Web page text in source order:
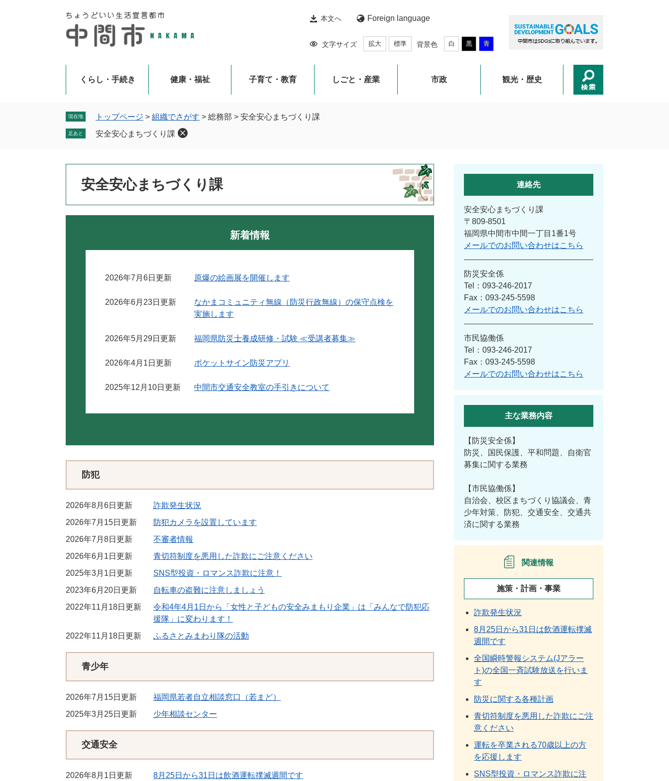
本文へ Foreign language
文字サイズ 拡大 標準 背景色 白 黒 青
くらし・手続き 健康・福祉 子育て・教育 しごと・産業 市政 観光・歴史
現在地 トップページ > 組織でさがす > 総務部 > 安全安心まちづくり課
足あと 安全安心まちづくり課
安全安心まちづくり課
新着情報
2026年7月6日更新 原爆の絵画展を開催します
2026年6月23日更新
なかまコミュニティ無線（防災行政無線）の保守点検を
実施します
2026年5月29日更新 福岡県防災士養成研修・試験 ≪受講者募集≫
2026年4月1日更新 ポケットサイン防災アプリ
2025年12月10日更新 中間市交通安全教室の手引きについて
防犯
2026年8月6日更新
詐欺発生状況
2026年7月15日更新
防犯カメラを設置しています
2026年7月8日更新
不審者情報
2026年6月1日更新
青切符制度を悪用した詐欺にご注意ください
2025年3月1日更新
SNS型投資・ロマンス詐欺に注意！
2023年6月20日更新
自転車の盗難に注意しましょう
2022年11月18日更新
令和4年4月1日から「女性と子どもの安全みまもり企業」は「みんなで防犯応
援隊」に変わります！
2022年11月18日更新
ふるさとみまわり隊の活動
青少年
2026年7月15日更新
福岡県若者自立相談窓口（若まど）
2025年3月25日更新
少年相談センター
交通安全
2026年8月1日更新
8月25日から31日は飲酒運転撲滅週間です
連絡先
安全安心まちづくり課
〒809-8501
福岡県中間市中間一丁目1番1号
メールでのお問い合わせはこちら
防災安全係
Tel：093-246-2017
Fax：093-245-5598
メールでのお問い合わせはこちら
市民協働係
Tel：093-246-2017
Fax：093-245-5598
メールでのお問い合わせはこちら
主な業務内容
【防災安全係】
防災、国民保護、平和問題、自衛官
募集に関する業務
【市民協働係】
自治会、校区まちづくり協議会、青
少年対策、防犯、交通安全、交通共
済に関する業務
関連情報
施策・計画・事業
詐欺発生状況
8月25日から31日は飲酒運転撲滅
週間です
全国瞬時警報システム(Jアラー
ト)の全国一斉試験放送を行いま
す
防災に関する各種計画
青切符制度を悪用した詐欺にご注
意ください
運転を卒業される70歳以上の方
を応援します
SNS型投資・ロマンス詐欺に注